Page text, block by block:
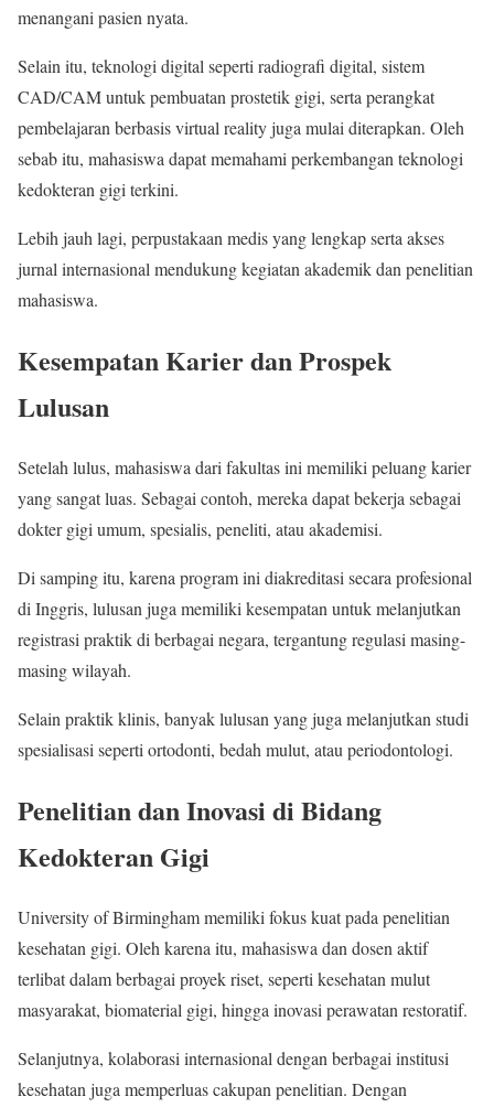
menangani pasien nyata.
Selain itu, teknologi digital seperti radiografi digital, sistem
CAD/CAM untuk pembuatan prostetik gigi, serta perangkat
pembelajaran berbasis virtual reality juga mulai diterapkan. Oleh
sebab itu, mahasiswa dapat memahami perkembangan teknologi
kedokteran gigi terkini.
Lebih jauh lagi, perpustakaan medis yang lengkap serta akses
jurnal internasional mendukung kegiatan akademik dan penelitian
mahasiswa.
Kesempatan Karier dan Prospek
Lulusan
Setelah lulus, mahasiswa dari fakultas ini memiliki peluang karier
yang sangat luas. Sebagai contoh, mereka dapat bekerja sebagai
dokter gigi umum, spesialis, peneliti, atau akademisi.
Di samping itu, karena program ini diakreditasi secara profesional
di Inggris, lulusan juga memiliki kesempatan untuk melanjutkan
registrasi praktik di berbagai negara, tergantung regulasi masing-
masing wilayah.
Selain praktik klinis, banyak lulusan yang juga melanjutkan studi
spesialisasi seperti ortodonti, bedah mulut, atau periodontologi.
Penelitian dan Inovasi di Bidang
Kedokteran Gigi
University of Birmingham memiliki fokus kuat pada penelitian
kesehatan gigi. Oleh karena itu, mahasiswa dan dosen aktif
terlibat dalam berbagai proyek riset, seperti kesehatan mulut
masyarakat, biomaterial gigi, hingga inovasi perawatan restoratif.
Selanjutnya, kolaborasi internasional dengan berbagai institusi
kesehatan juga memperluas cakupan penelitian. Dengan